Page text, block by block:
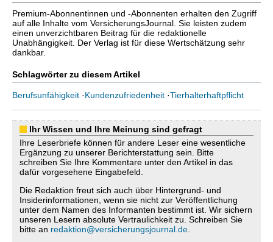
Premium-Abonnentinnen und -Abonnenten erhalten den Zugriff
auf alle Inhalte vom VersicherungsJournal. Sie leisten zudem
einen unverzichtbaren Beitrag für die redaktionelle
Unabhängigkeit. Der Verlag ist für diese Wertschätzung sehr
dankbar.
Schlagwörter zu diesem Artikel
Berufsunfähigkeit ·Kundenzufriedenheit ·Tierhalterhaftpflicht
Ihr Wissen und Ihre Meinung sind gefragt
Ihre Leserbriefe können für andere Leser eine wesentliche
Ergänzung zu unserer Berichterstattung sein. Bitte
schreiben Sie Ihre Kommentare unter den Artikel in das
dafür vorgesehene Eingabefeld.
Die Redaktion freut sich auch über Hintergrund- und
Insiderinformationen, wenn sie nicht zur Veröffentlichung
unter dem Namen des Informanten bestimmt ist. Wir sichern
unseren Lesern absolute Vertraulichkeit zu. Schreiben Sie
bitte an redaktion@versicherungsjournal.de